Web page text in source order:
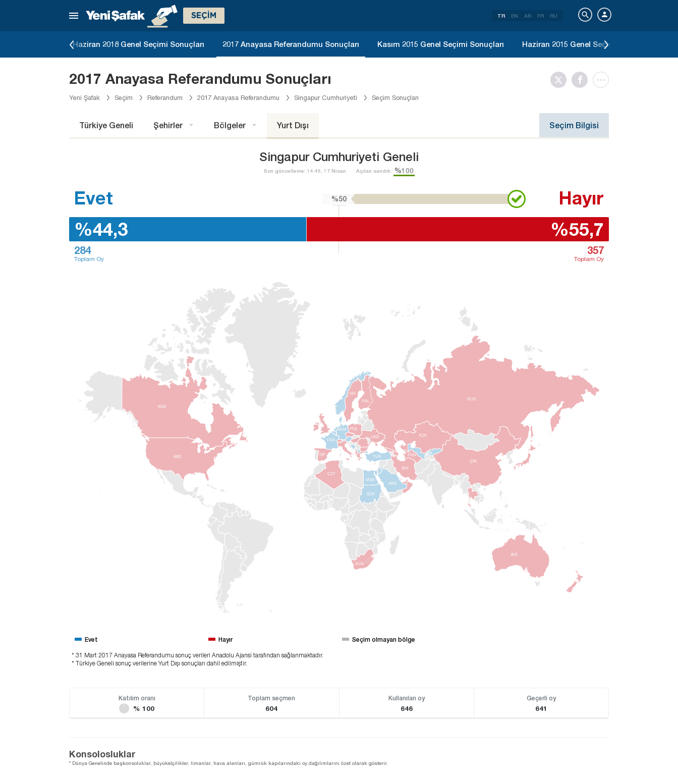
SEÇİM TR EN AR FR RU
Haziran 2018 Genel Seçimi Sonuçları 2017 Anayasa Referandumu Sonuçları Kasım 2015 Genel Seçimi Sonuçları Haziran 2015 Genel Seçimi Sonuçları
2017 Anayasa Referandumu Sonuçları
Yeni Şafak Seçim Referandum 2017 Anayasa Referandumu Singapur Cumhuriyeti Seçim Sonuçları
Türkiye Geneli Şehirler Bölgeler Yurt Dışı Seçim Bilgisi
Singapur Cumhuriyeti Geneli
Son güncelleme: 14:46, 17 Nisan Açılan sandık: %100
%50
Evet
%44,3
284
Toplam Oy
Hayır
%55,7
357
Toplam Oy
TUR
ABD TRM
UKR
RUS
CZY
AVS
KZK
ALM
FNL
FRA
IRN
KND
ÇIN
MSR
ARB
GÜA
ISP
SDN
ISV
POL
Evet Hayır Seçim olmayan bölge
* 31 Mart 2017 Anayasa Referandumu sonuç verileri Anadolu Ajansi tarafından sağlanmaktadır.
* Türkiye Geneli sonuç verilerine Yurt Dışı sonuçları dahil edilmiştir.
Katılım oranı
% 100
Toplam seçmen
604
Kullanılan oy
646
Geçerli oy
641
Konsolosluklar
* Dünya Genelinde başkonsoluklar, büyükelçilikler, limanlar, hava alanları, gümrük kapılarındaki oy dağılımlarını özet olarak gösterir.